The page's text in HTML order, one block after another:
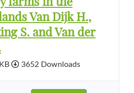
farms in the
Van Dijk H.,
S. and Van der
3652 Downloads